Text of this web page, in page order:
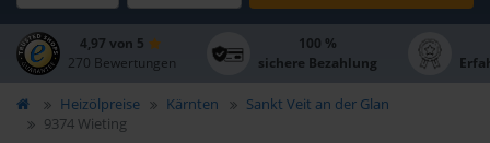
4,97 von 5
270 Bewertungen
100 %
sichere Bezahlung
Heizölpreise Kärnten
Sankt Veit an der Glan
9374 Wieting